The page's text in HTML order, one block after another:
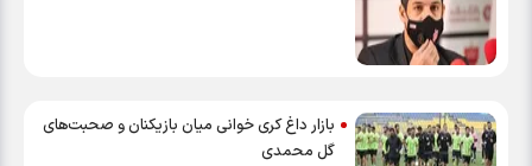
بازار داغ کری خوانی میان بازیکنان و صحبت‌های
گل محمدی